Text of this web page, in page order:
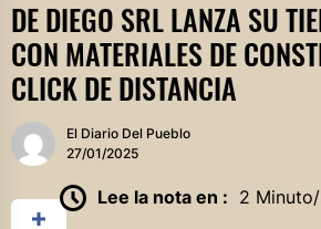
DE DIEGO SRL LANZA SU
CON MATERIALES DE
CLICK DE DISTANCIA
El Diario Del Pueblo
27/01/2025
Lee la nota en : 2